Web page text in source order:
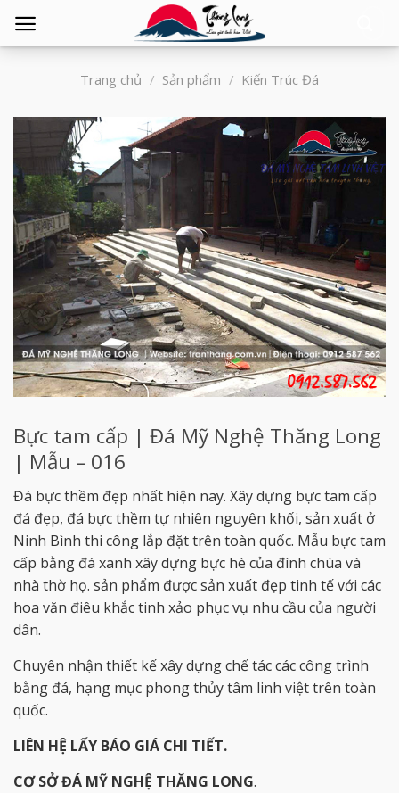
Trang chủ / Sản phẩm / Kiến Trúc Đá
Bực tam cấp | Đá Mỹ Nghệ Thăng Long
| Mẫu – 016
Đá bực thềm đẹp nhất hiện nay. Xây dựng bực tam cấp
đá đẹp, đá bực thềm tự nhiên nguyên khối, sản xuất ở
Ninh Bình thi công lắp đặt trên toàn quốc. Mẫu bực tam
cấp bằng đá xanh xây dựng bực hè của đình chùa và
nhà thờ họ. sản phẩm được sản xuất đẹp tinh tế với các
hoa văn điêu khắc tinh xảo phục vụ nhu cầu của người
dân.
Chuyên nhận thiết kế xây dựng chế tác các công trình
bằng đá, hạng mục phong thủy tâm linh việt trên toàn
quốc.
LIÊN HỆ LẤY BÁO GIÁ CHI TIẾT.
CƠ SỞ ĐÁ MỸ NGHỆ THĂNG LONG.